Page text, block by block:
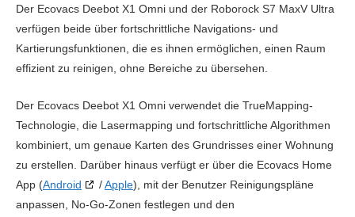
Der Ecovacs Deebot X1 Omni und der Roborock S7 MaxV Ultra
verfügen beide über fortschrittliche Navigations- und
Kartierungsfunktionen, die es ihnen ermöglichen, einen Raum
effizient zu reinigen, ohne Bereiche zu übersehen.
Der Ecovacs Deebot X1 Omni verwendet die TrueMapping-
Technologie, die Lasermapping und fortschrittliche Algorithmen
kombiniert, um genaue Karten des Grundrisses einer Wohnung
zu erstellen. Darüber hinaus verfügt er über die Ecovacs Home
App (Android /Apple), mit der Benutzer Reinigungspläne
anpassen, No-Go-Zonen festlegen und den